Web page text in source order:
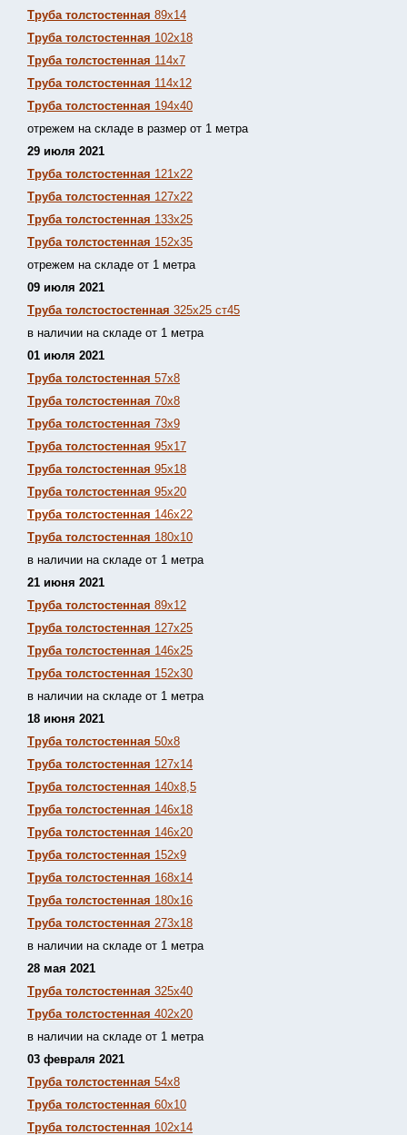
Труба толстостенная 89х14
Труба толстостенная 102х18
Труба толстостенная 114х7
Труба толстостенная 114х12
Труба толстостенная 194х40
отрежем на складе в размер от 1 метра
29 июля 2021
Труба толстостенная 121х22
Труба толстостенная 127х22
Труба толстостенная 133х25
Труба толстостенная 152х35
отрежем на складе от 1 метра
09 июля 2021
Труба толстостостенная 325х25 ст45
в наличии на складе от 1 метра
01 июля 2021
Труба толстостенная 57х8
Труба толстостенная 70х8
Труба толстостенная 73х9
Труба толстостенная 95х17
Труба толстостенная 95х18
Труба толстостенная 95х20
Труба толстостенная 146х22
Труба толстостенная 180х10
в наличии на складе от 1 метра
21 июня 2021
Труба толстостенная 89х12
Труба толстостенная 127х25
Труба толстостенная 146х25
Труба толстостенная 152х30
в наличии на складе от 1 метра
18 июня 2021
Труба толстостенная 50х8
Труба толстостенная 127х14
Труба толстостенная 140х8,5
Труба толстостенная 146х18
Труба толстостенная 146х20
Труба толстостенная 152х9
Труба толстостенная 168х14
Труба толстостенная 180х16
Труба толстостенная 273х18
в наличии на складе от 1 метра
28 мая 2021
Труба толстостенная 325х40
Труба толстостенная 402х20
в наличии на складе от 1 метра
03 февраля 2021
Труба толстостенная 54х8
Труба толстостенная 60х10
Труба толстостенная 102х14